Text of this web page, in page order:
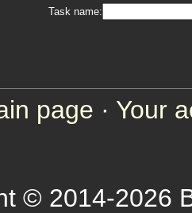
Task name:
page · Your
© 2014-2026